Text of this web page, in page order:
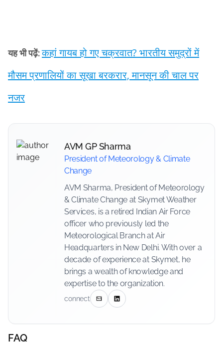
यह भी पढ़ें:कहां गायब हो गए चक्रवात? भारतीय समुद्रों में
मौसम प्रणालियों का सूखा बरकरार, मानसून की चाल पर
नजर
AVM GP Sharma
President of Meteorology & Climate
Change
AVM Sharma, President of Meteorology
& Climate Change at Skymet Weather
Services, is a retired Indian Air Force
officer who previously led the
Meteorological Branch at Air
Headquarters in New Delhi. With over a
decade of experience at Skymet, he
brings a wealth of knowledge and
expertise to the organization.
connect
FAQ